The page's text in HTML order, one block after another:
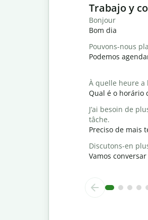
Slide 1 of 6
Trabajo y
Bonjour
Bom dia
Pouvons-nous
Podemos
À quelle heure a
Qual é o horário
J’ai besoin de
tâche.
Preciso de mais
Discutons-en
Vamos